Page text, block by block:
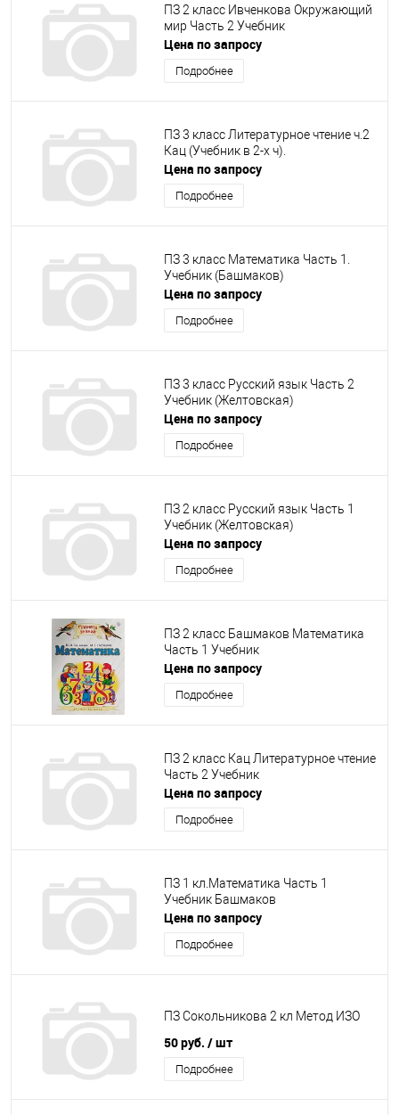
ПЗ 2 класс Ивченкова Окружающий
мир Часть 2 Учебник
Цена по запросу
Подробнее
ПЗ 3 класс Литературное чтение ч.2
Кац (Учебник в 2-х ч).
Цена по запросу
Подробнее
ПЗ 3 класс Математика Часть 1.
Учебник (Башмаков)
Цена по запросу
Подробнее
ПЗ 3 класс Русский язык Часть 2
Учебник (Желтовская)
Цена по запросу
Подробнее
ПЗ 2 класс Русский язык Часть 1
Учебник (Желтовская)
Цена по запросу
Подробнее
ПЗ 2 класс Башмаков Математика
Часть 1 Учебник
Цена по запросу
Подробнее
ПЗ 2 класс Кац Литературное чтение
Часть 2 Учебник
Цена по запросу
Подробнее
ПЗ 1 кл.Математика Часть 1
Учебник Башмаков
Цена по запросу
Подробнее
ПЗ Сокольникова 2 кл Метод ИЗО
50 руб. / шт
Подробнее